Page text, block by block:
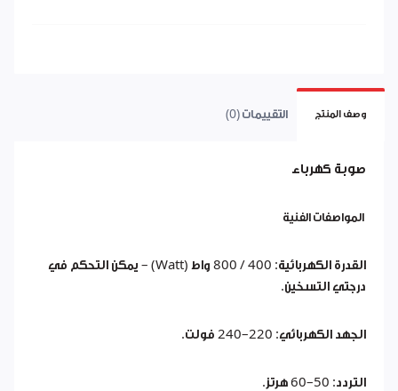
وصف المنتج التقييمات (0)
صوبة كهرباء
المواصفات الفنية
القدرة الكهربائية: 400 / 800 واط (Watt) – يمكن التحكم في
درجتي التسخين.
الجهد الكهربائي: 220–240 فولت.
التردد: 50–60 هرتز.